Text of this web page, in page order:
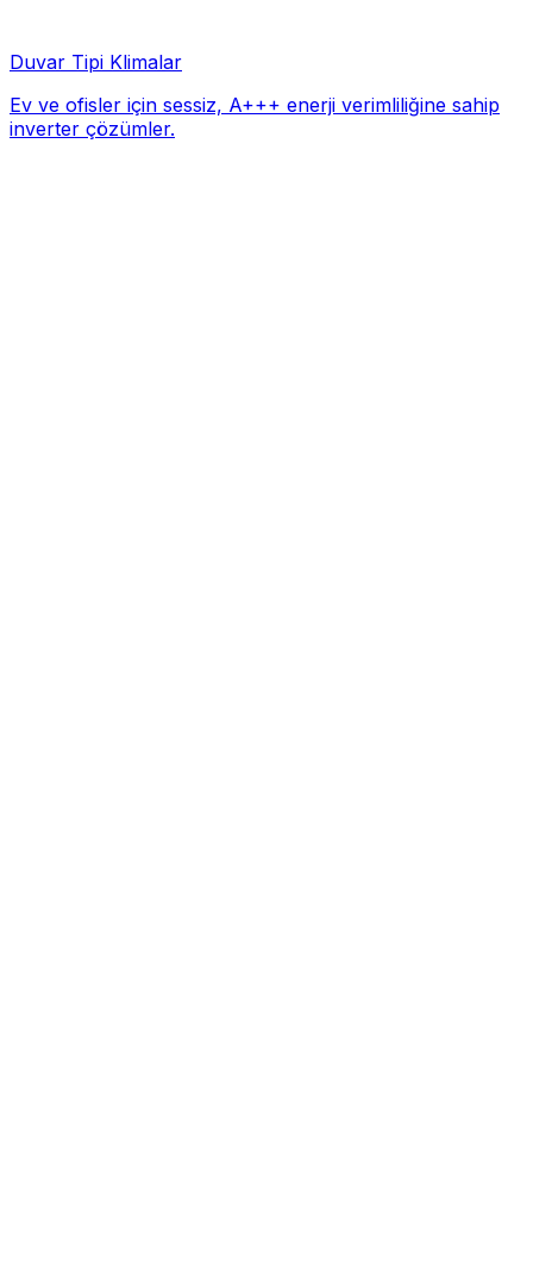
Duvar Tipi Klimalar
Ev ve ofisler için sessiz, A+++ enerji verimliliğine sahip
inverter çözümler.